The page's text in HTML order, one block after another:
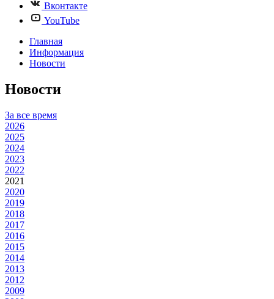
Вконтакте
YouTube
Главная
Информация
Новости
Новости
За все время
2026
2025
2024
2023
2022
2021
2020
2019
2018
2017
2016
2015
2014
2013
2012
2009